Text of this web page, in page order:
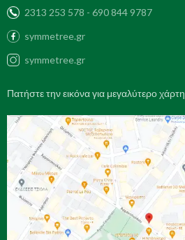
2313 253 578 - 690 844 9787
symmetree.gr
symmetree.gr
Πατήστε την εικόνα για μεγαλύτερο χάρτη